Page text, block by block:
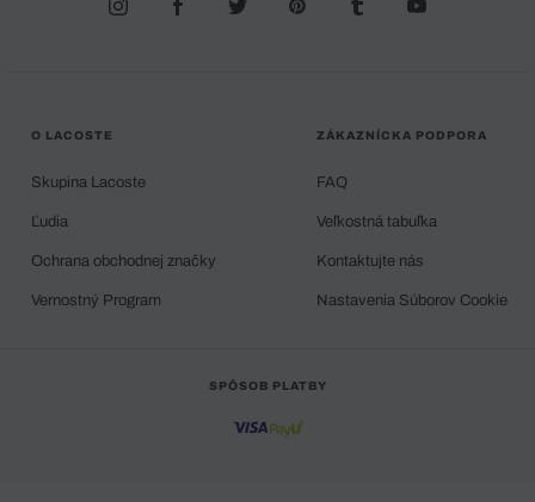
O LACOSTE
Skupina Lacoste
Ľudia
Ochrana obchodnej značky
Vernostný Program
ZÁKAZNÍCKA PODPORA
FAQ
Veľkostná tabuľka
Kontaktujte nás
Nastavenia Súborov Cookie
SPÔSOB PLATBY